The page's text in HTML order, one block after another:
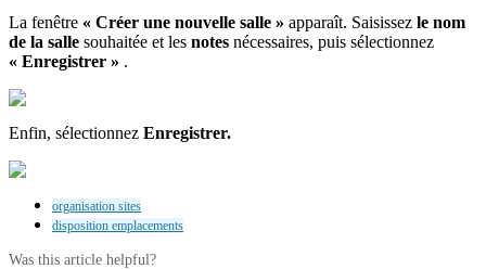
La fenêtre « Créer une nouvelle salle » apparaît. Saisissez le nom
de la salle souhaitée et les notes nécessaires, puis sélectionnez
« Enregistrer » .
Enfin, sélectionnez Enregistrer.
organisation sites
disposition emplacements
Was this article helpful?